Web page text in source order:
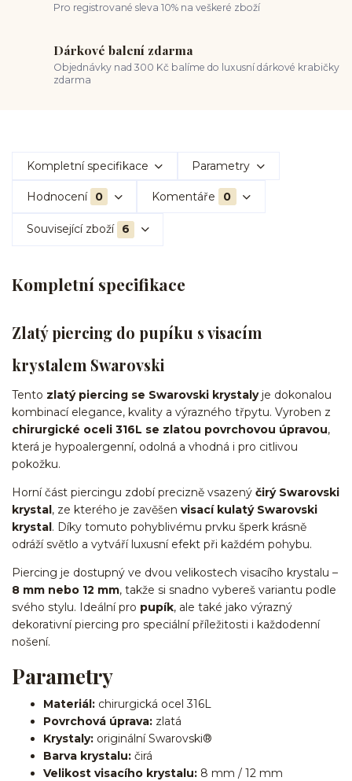
Pro registrované sleva 10% na veškeré zboží
Dárkové balení zdarma
Objednávky nad 300 Kč balíme do luxusní dárkové krabičky
zdarma
Kompletní specifikace Parametry
Hodnocení 0 Komentáře 0
Související zboží 6
Kompletní specifikace
Zlatý piercing do pupíku s visacím
krystalem Swarovski
Tento zlatý piercing se Swarovski krystalyje dokonalou
kombinací elegance, kvality a výrazného třpytu. Vyroben z
chirurgické oceli 316L se zlatou povrchovou úpravou,
která je hypoalergenní, odolná a vhodná i pro citlivou
pokožku.
Horní část piercingu zdobí precizně vsazený čirý Swarovski
krystal, ze kterého je zavěšen visací kulatý Swarovski
krystal. Díky tomuto pohyblivému prvku šperk krásně
odráží světlo a vytváří luxusní efekt při každém pohybu.
Piercing je dostupný ve dvou velikostech visacího krystalu –
8 mm nebo 12 mm, takže si snadno vybereš variantu podle
svého stylu. Ideální pro pupík, ale také jako výrazný
dekorativní piercing pro speciální příležitosti i každodenní
nošení.
Parametry
Materiál: chirurgická ocel 316L
Povrchová úprava: zlatá
Krystaly: originální Swarovski®
Barva krystalu: čirá
Velikost visacího krystalu: 8 mm / 12 mm